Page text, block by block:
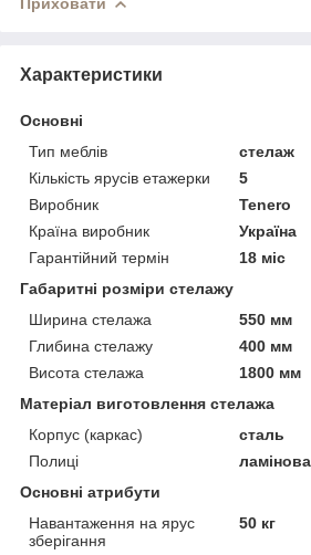
Характеристики
Основні
Тип меблів
стелаж
Кількість ярусів етажерки
5
Виробник
Tenero
Країна виробник
Україна
Гарантійний термін
18 міс
Габаритні розміри стелажу
Ширина стелажа
550 мм
Глибина стелажу
400 мм
Висота стелажа
1800 мм
Матеріал виготовлення стелажа
Корпус (каркас)
сталь
Полиці
Основні атрибути
Навантаження на ярус
зберігання
50 кг